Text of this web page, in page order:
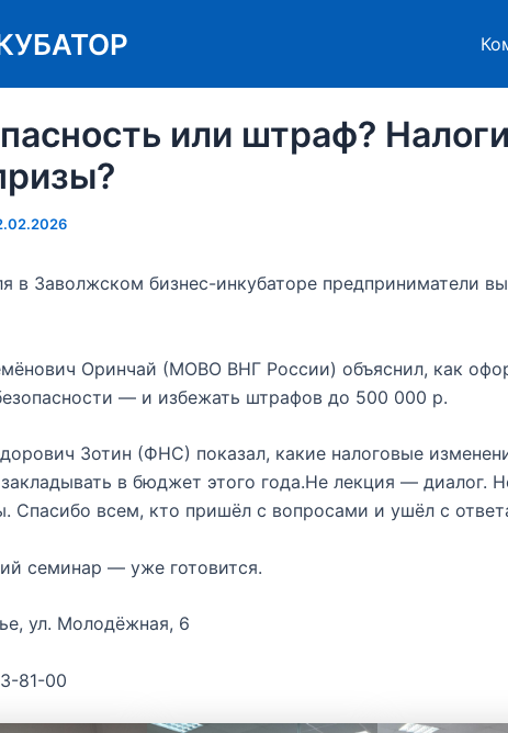
или штраф?
в Заволжском бизнес-инкубаторе предприниматели
Оринчай (МОВО ВНГ России) объяснил, как
— и избежать штрафов до 500 000 р.
Зотин (ФНС) показал, какие налоговые
в бюджет этого года.Не лекция — диалог.
Спасибо всем, кто пришёл с вопросами и ушёл с
семинар — уже готовится.
ул. Молодёжная, 6
81-00